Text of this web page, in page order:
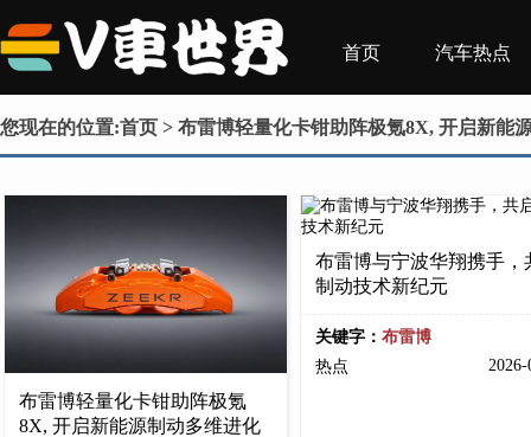
首页 汽车热点
您现在的位置:首页 > 布雷博轻量化卡钳助阵极氪8X, 开启新能
布雷博轻量化卡钳助阵极氪
8X, 开启新能源制动多维进化
布雷博与宁波华翔携手，
制动技术新纪元
关键字： 布雷博
热点